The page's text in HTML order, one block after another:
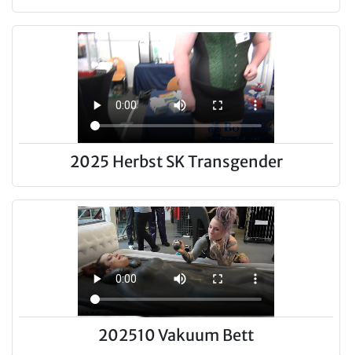
2025 Herbst SK Transgender
202510 Vakuum Bett